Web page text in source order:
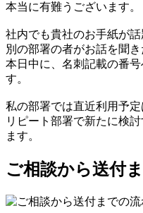
本当に有難うございます。
社内でも貴社のお手紙が話
別の部署の者がお話を聞き
本日中に、名刺記載の番
す。
私の部署では直近利用予定
リピート部署で新たに検
ます。
ご相談から送付